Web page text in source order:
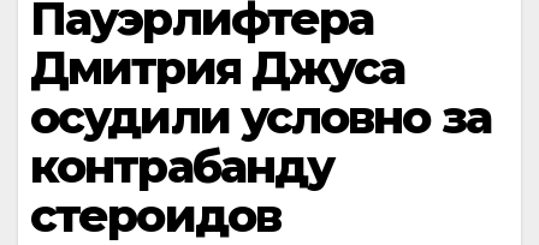
Пауэрлифтера
Дмитрия Джуса
осудили условно за
контрабанду
стероидов